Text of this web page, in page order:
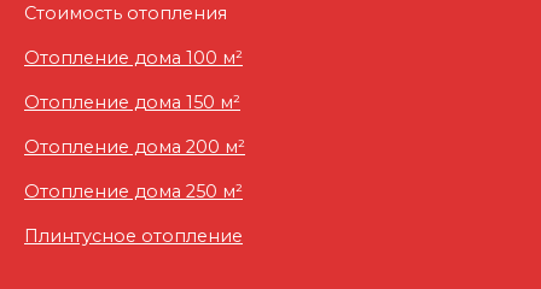
Стоимость отопления
Отопление дома 100 м²
Отопление дома 150 м²
Отопление дома 200 м²
Отопление дома 250 м²
Плинтусное отопление